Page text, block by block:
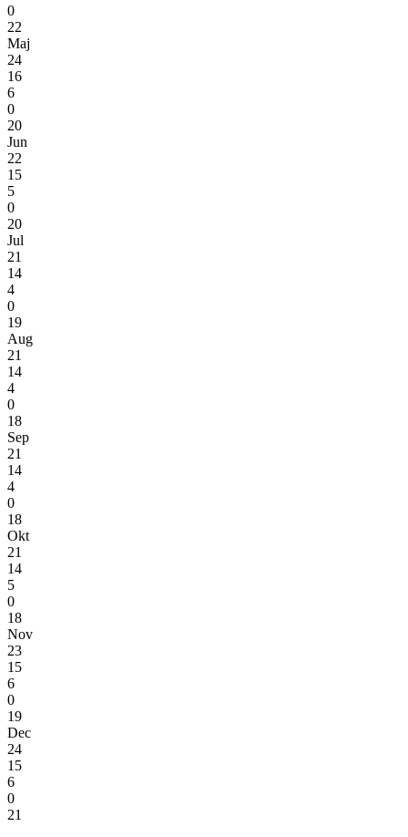
0
22
Maj
24
16
6
0
20
Jun
22
15
5
0
20
Jul
21
14
4
0
19
Aug
21
14
4
0
18
Sep
21
14
4
0
18
Okt
21
14
5
0
18
Nov
23
15
6
0
19
Dec
24
15
6
0
21